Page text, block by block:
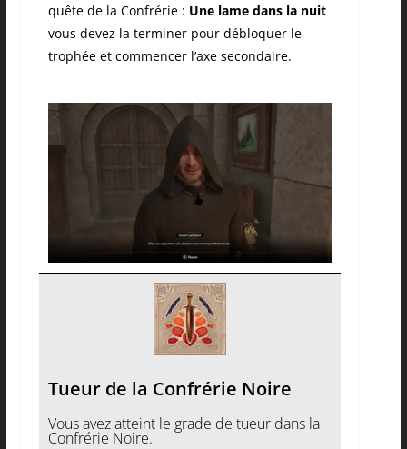
quête de la Confrérie : Une lame dans la nuit
vous devez la terminer pour débloquer le
trophée et commencer l’axe secondaire.
Tueur de la Confrérie Noire
Vous avez atteint le grade de tueur dans la
Confrérie Noire.